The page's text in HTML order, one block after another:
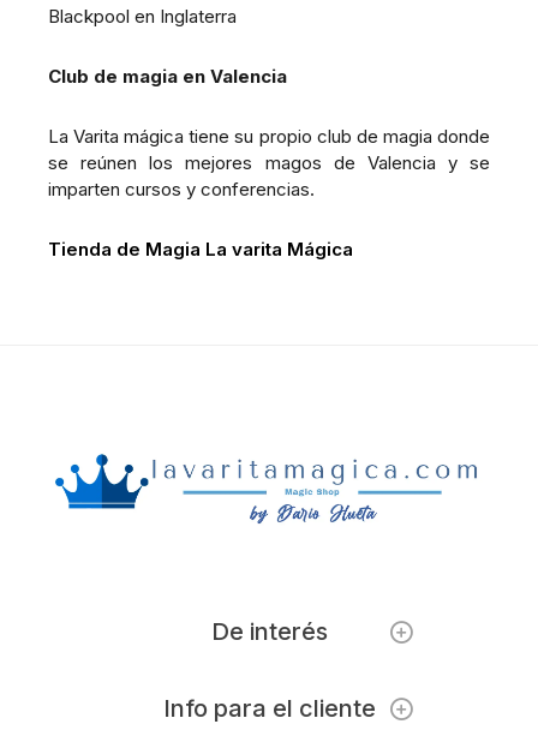
Blackpool en Inglaterra
Club de magia en Valencia
La Varita mágica tiene su propio club de magia donde
se reúnen los mejores magos de Valencia y se
imparten cursos y conferencias.
Tienda de Magia La varita Mágica
De interés
Info para el cliente